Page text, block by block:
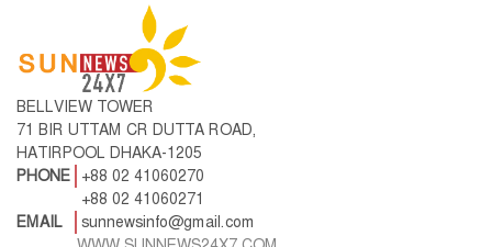
BELLVIEW TOWER
71 BIR UTTAM CR DUTTA ROAD,
HATIRPOOL DHAKA-1205
PHONE
+88 02 41060270
+88 02 41060271
EMAIL
sunnewsinfo@gmail.com